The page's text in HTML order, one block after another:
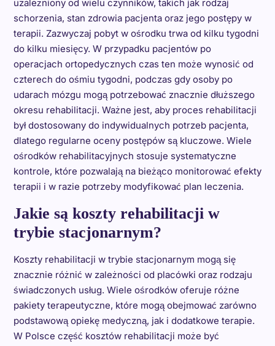
uzależniony od wielu czynników, takich jak rodzaj
schorzenia, stan zdrowia pacjenta oraz jego postępy w
terapii. Zazwyczaj pobyt w ośrodku trwa od kilku tygodni
do kilku miesięcy. W przypadku pacjentów po
operacjach ortopedycznych czas ten może wynosić od
czterech do ośmiu tygodni, podczas gdy osoby po
udarach mózgu mogą potrzebować znacznie dłuższego
okresu rehabilitacji. Ważne jest, aby proces rehabilitacji
był dostosowany do indywidualnych potrzeb pacjenta,
dlatego regularne oceny postępów są kluczowe. Wiele
ośrodków rehabilitacyjnych stosuje systematyczne
kontrole, które pozwalają na bieżąco monitorować efekty
terapii i w razie potrzeby modyfikować plan leczenia.
Jakie są koszty rehabilitacji w
trybie stacjonarnym?
Koszty rehabilitacji w trybie stacjonarnym mogą się
znacznie różnić w zależności od placówki oraz rodzaju
świadczonych usług. Wiele ośrodków oferuje różne
pakiety terapeutyczne, które mogą obejmować zarówno
podstawową opiekę medyczną, jak i dodatkowe terapie.
W Polsce część kosztów rehabilitacji może być